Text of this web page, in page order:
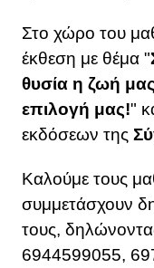
Στο χώρο του
έκθεση με θέμα "
θυσία η ζωή
επιλογή μας!"
εκδόσεων της
Καλούμε τους
συμμετάσχουν
τους,
6944599055,